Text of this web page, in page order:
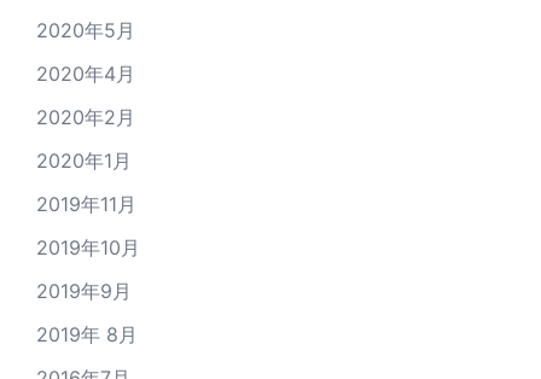
2020年5月
2020年4月
2020年2月
2020年1月
2019年11月
2019年10月
2019年9月
2019年 8月